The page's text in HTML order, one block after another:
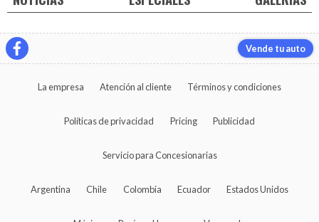
Vende tu auto
La empresa Atención al cliente Términos y condiciones
Políticas de privacidad Pricing Publicidad
Servicio para Concesionarias
Argentina Chile Colombia Ecuador Estados Unidos